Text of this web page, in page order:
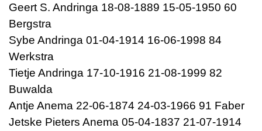
Geert S. Andringa 18-08-1889 15-05-1950 60
Bergstra
Sybe Andringa 01-04-1914 16-06-1998 84
Werkstra
Tietje Andringa 17-10-1916 21-08-1999 82
Buwalda
Antje Anema 22-06-1874 24-03-1966 91 Faber
Jetske Pieters Anema 05-04-1837 21-07-1914